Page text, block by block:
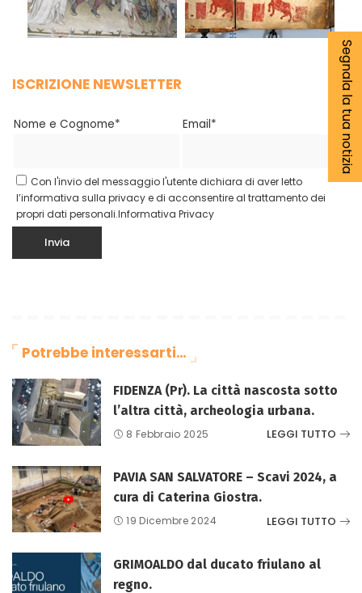
ISCRIZIONE NEWSLETTER
Nome e Cognome* Email*
Con l'invio del messaggio l'utente dichiara di aver letto
l’informativa sulla privacy e di acconsentire al trattamento dei
propri dati personali.Informativa Privacy
Potrebbe interessarti…
FIDENZA (Pr). La città nascosta sotto
l’altra città, archeologia urbana.
8 Febbraio 2025 LEGGI TUTTO
PAVIA SAN SALVATORE – Scavi 2024, a
cura di Caterina Giostra.
19 Dicembre 2024 LEGGI TUTTO
GRIMOALDO dal ducato friulano al
regno.
Segnala la tua notizia